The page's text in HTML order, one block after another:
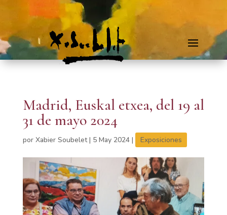
Madrid, Euskal etxea, del 19 al
31 de mayo 2024
por Xabier Soubelet| 5 May 2024| Exposiciones